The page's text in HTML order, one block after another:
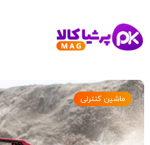
ماشین کنترلی